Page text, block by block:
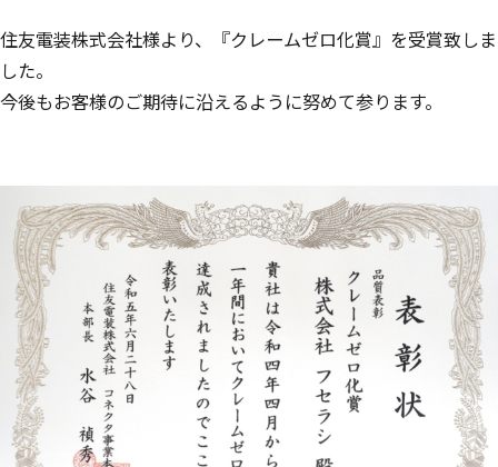
住友電装株式会社様より、『クレームゼロ化賞』を受賞致しま
した。
今後もお客様のご期待に沿えるように努めて参ります。